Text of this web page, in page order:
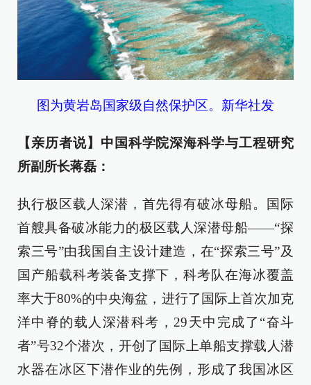
图为黄岩岛国家级自然保护区。新华社发
【亲历者说】中国科学院深海科学与工程研究
所副所长蒋磊：
执行极区载人深潜，首先得有破冰母船。国际
首艘具备破冰能力的极区载人深潜母船——“探
索三号”由我国自主设计建造，在“探索三号”及
国产船载科考装备支撑下，科考队在海冰覆盖
率大于80%的中央海盆，进行了国际上首次加克
洋中脊的载人深潜科考，29天中完成了“奋斗
者”号32个潜次，开创了国际上单船支撑载人潜
水器在冰区下潜作业的先例，形成了我国冰区